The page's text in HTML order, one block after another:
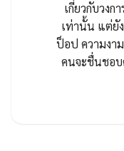
เกี่ยวกับวงก
เท่านั้น แต่ยั
ป็อป ความงา
คนจะชื่นชอบ